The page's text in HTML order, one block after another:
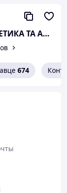
Plumeria - ТАЙСЬКА КОСМЕТИКА ТА АПТЕКА
674